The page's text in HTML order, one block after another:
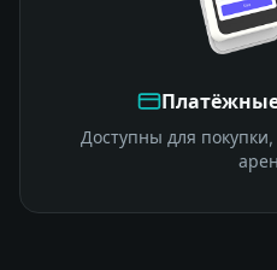
Доступны для